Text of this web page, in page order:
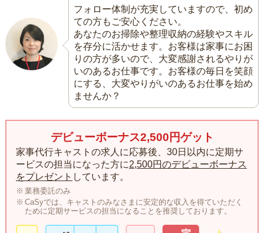
フォロー体制が充実していますので、初め
ての方もご安心ください。
あなたのお掃除や整理収納の経験やスキル
を存分に活かせます。お客様は家事にお困
りの方が多いので、大変感謝されるやりが
いのあるお仕事です。お客様の毎日を笑顔
にする、大変やりがいのあるお仕事を始め
ませんか？
デビューボーナス2,500円ゲット
家事代行キャストの求人に応募後、30日以内に定期サ
ービスの担当になった方に2,500円のデビューボーナス
をプレゼント しています。
業務委託のみ
CaSyでは、キャストのみなさまに安定的な収入を得ていただく
ために定期サービスの担当になることを推奨しております。